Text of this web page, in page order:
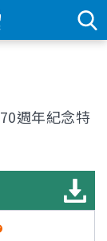
週年紀念特